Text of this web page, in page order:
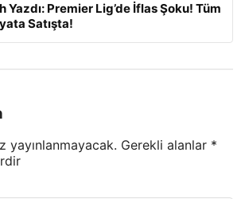
Yazdı: Premier Lig’de İflas Şoku! Tüm
Satışta!
yayınlanmayacak. Gerekli alanlar *